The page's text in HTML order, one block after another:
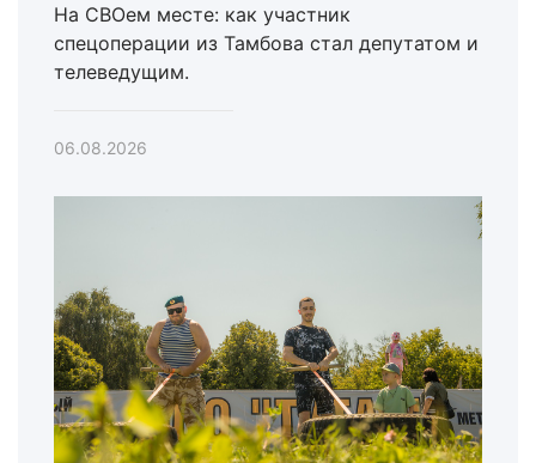
На СВОем месте: как участник
спецоперации из Тамбова стал депутатом и
телеведущим.
06.08.2026